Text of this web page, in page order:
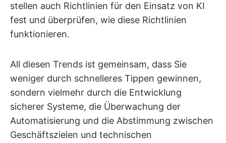
stellen auch Richtlinien für den Einsatz von KI
fest und überprüfen, wie diese Richtlinien
funktionieren.
All diesen Trends ist gemeinsam, dass Sie
weniger durch schnelleres Tippen gewinnen,
sondern vielmehr durch die Entwicklung
sicherer Systeme, die Überwachung der
Automatisierung und die Abstimmung zwischen
Geschäftszielen und technischen